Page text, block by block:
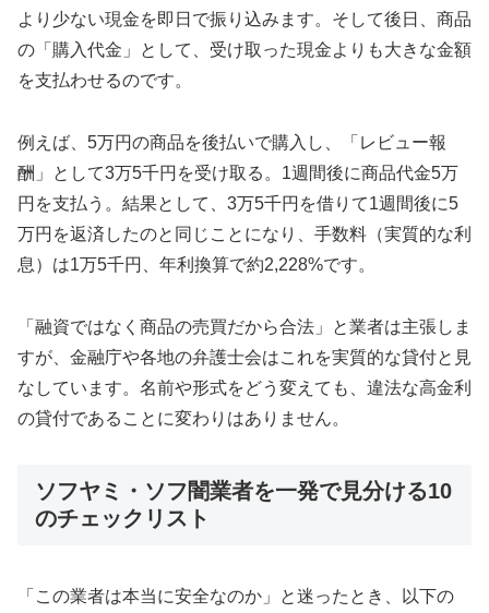
より少ない現金を即日で振り込みます。そして後日、商品
の「購入代金」として、受け取った現金よりも大きな金額
を支払わせるのです。
例えば、5万円の商品を後払いで購入し、「レビュー報
酬」として3万5千円を受け取る。1週間後に商品代金5万
円を支払う。結果として、3万5千円を借りて1週間後に5
万円を返済したのと同じことになり、手数料（実質的な利
息）は1万5千円、年利換算で約2,228%です。
「融資ではなく商品の売買だから合法」と業者は主張しま
すが、金融庁や各地の弁護士会はこれを実質的な貸付と見
なしています。名前や形式をどう変えても、違法な高金利
の貸付であることに変わりはありません。
ソフヤミ・ソフ闇業者を一発で見分ける10
のチェックリスト
「この業者は本当に安全なのか」と迷ったとき、以下の